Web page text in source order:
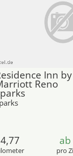
Inn by
Reno
ab
pro